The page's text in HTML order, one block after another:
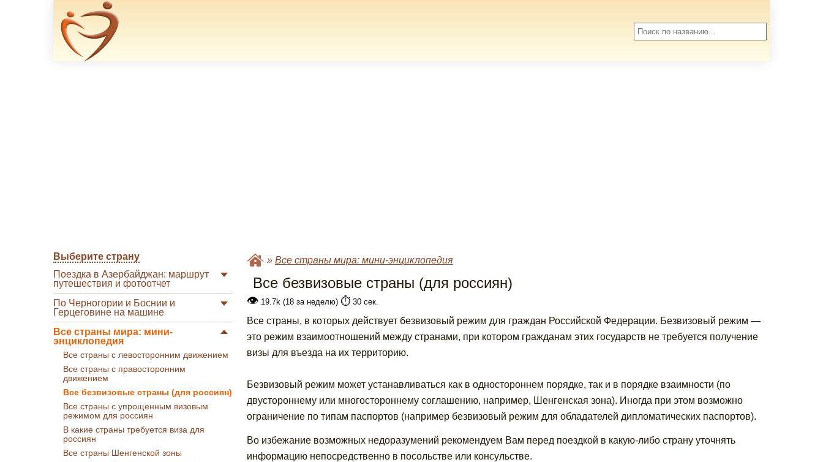
Выберите страну
Поездка в Азербайджан: маршрут
путешествия и фотоотчет
По Черногории и Боснии и
Герцеговине на машине
Все страны мира: мини-
энциклопедия
Все страны с левосторонним движением
Все страны с правосторонним
движением
Все безвизовые страны (для россиян)
Все страны с упрощенным визовым
режимом для россиян
В какие страны требуется виза для
россиян
Все страны Шенгенской зоны
» Все страны мира: мини-энциклопедия
Все безвизовые страны (для россиян)
👁19.7k (18 за неделю) ⏱️30 сек.
Все страны, в которых действует безвизовый режим для граждан Российской Федерации. Безвизовый режим —
это режим взаимоотношений между странами, при котором гражданам этих государств не требуется получение
визы для въезда на их территорию.
Безвизовый режим может устанавливаться как в одностороннем порядке, так и в порядке взаимности (по
двустороннему или многостороннему соглашению, например, Шенгенская зона). Иногда при этом возможно
ограничение по типам паспортов (например безвизовый режим для обладателей дипломатических паспортов).
Во избежание возможных недоразумений рекомендуем Вам перед поездкой в какую-либо страну уточнять
информацию непосредственно в посольстве или консульстве.